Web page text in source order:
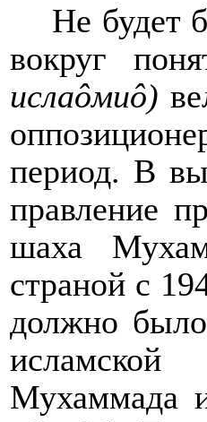
Не будет
вокруг
ислаôмиô)
период. В
правление
шаха
страной с
должно было
Мухаммада